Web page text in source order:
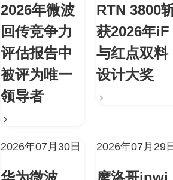
2026年微波
回传竞争力
评估报告中
被评为唯一
领导者
RTN 3800
获2026年iF
与红点双料
设计大奖
2026年07月30日 2026年07月29